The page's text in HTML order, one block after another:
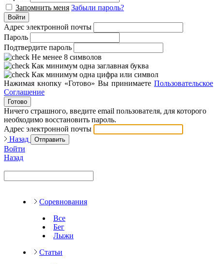
Запомнить меня Забыли пароль?
Войти
Адрес электронной почты
Пароль
Подтвердите пароль
Не менее 8 символов
Как минимум одна заглавная буква
Как минимум одна цифра или символ
Нажимая кнопку «Готово» Вы принимаете Пользовательское
Соглашение
Готово
Ничего страшного, введите email пользователя, для которого
необходимо восстановить пароль.
Адрес электронной почты
Назад
Отправить
Войти
Назад
Соревнования
Все
Бег
Лыжи
Статьи